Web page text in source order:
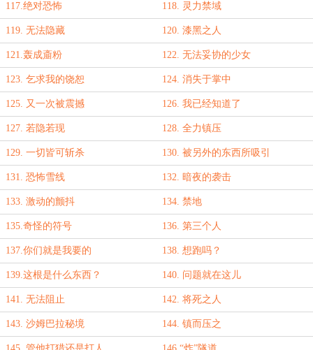
117.绝对恐怖 118. 灵力禁域
119. 无法隐藏 120. 漆黑之人
121.轰成齑粉 122. 无法妥协的少女
123. 乞求我的饶恕 124. 消失于掌中
125. 又一次被震撼 126. 我已经知道了
127. 若隐若现 128. 全力镇压
129. 一切皆可斩杀 130. 被另外的东西所吸引
131. 恐怖雪线 132. 暗夜的袭击
133. 激动的颤抖 134. 禁地
135.奇怪的符号 136. 第三个人
137.你们就是我要的 138. 想跑吗？
139.这根是什么东西？ 140. 问题就在这儿
141. 无法阻止 142. 将死之人
143. 沙姆巴拉秘境 144. 镇而压之